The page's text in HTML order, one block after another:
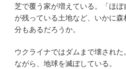
芝で覆う家が増えている。「ほぼ
が残っている土地など、いかに
分もあるだろうか。
ウクライナではダムまで壊され
ながら、地球を滅ぼしている。